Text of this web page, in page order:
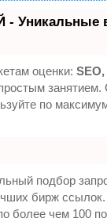
Уникальные
оценки:
по
подбор
бирж ссылок.
более чем 100